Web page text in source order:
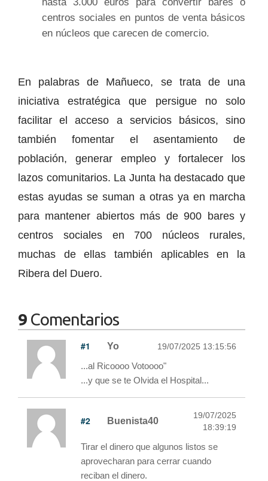
centros sociales en puntos de venta básicos
en núcleos que carecen de comercio.
En palabras de Mañueco, se trata de una
iniciativa estratégica que persigue no solo
facilitar el acceso a servicios básicos, sino
también fomentar el asentamiento de
población, generar empleo y fortalecer los
lazos comunitarios. La Junta ha destacado que
estas ayudas se suman a otras ya en marcha
para mantener abiertos más de 900 bares y
centros sociales en 700 núcleos rurales,
muchas de ellas también aplicables en la
Ribera del Duero.
9 Comentarios
#1 Yo 19/07/2025 13:15:56
...al Ricoooo Votoooo"
...y que se te Olvida el Hospital...
#2 Buenista40
19/07/2025
18:39:19
Tirar el dinero que algunos listos se
aprovecharan para cerrar cuando
reciban el dinero.